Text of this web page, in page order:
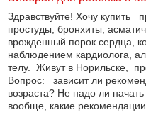
Здравствуйте! Хочу купить
простуды, бронхиты,
врожденный порок сердца,
наблюдением кардиолога,
телу. Живут в Норильске,
Вопрос: зависит ли
возраста? Не надо ли
вообще, какие